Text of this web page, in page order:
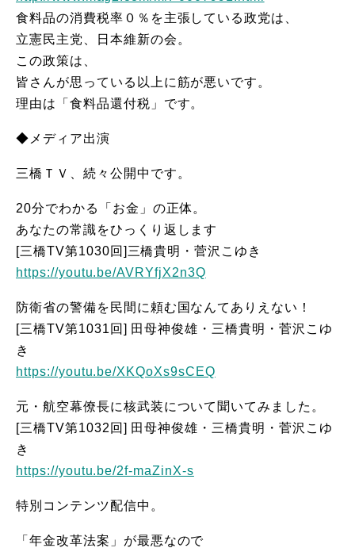
食料品の消費税率０％を主張している政党は、
立憲民主党、日本維新の会。
この政策は、
皆さんが思っている以上に筋が悪いです。
理由は「食料品還付税」です。
◆メディア出演
三橋ＴＶ、続々公開中です。
20分でわかる「お金」の正体。
あなたの常識をひっくり返します
[三橋TV第1030回]三橋貴明・菅沢こゆき
https://youtu.be/AVRYfjX2n3Q
防衛省の警備を民間に頼む国なんてありえない！
[三橋TV第1031回] 田母神俊雄・三橋貴明・菅沢こゆ
き
https://youtu.be/XKQoXs9sCEQ
元・航空幕僚長に核武装について聞いてみました。
[三橋TV第1032回] 田母神俊雄・三橋貴明・菅沢こゆ
き
https://youtu.be/2f-maZinX-s
特別コンテンツ配信中。
「年金改革法案」が最悪なので